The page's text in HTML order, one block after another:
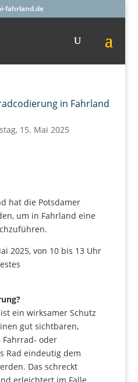
fahrland.de
in Fahrland
15. Mai 2025
hat die Potsdamer
um in Fahrland eine
2025, von 10 bis 13 Uhr
ein wirksamer Schutz
gut sichtbaren,
oder
Rad eindeutig dem
Das schreckt